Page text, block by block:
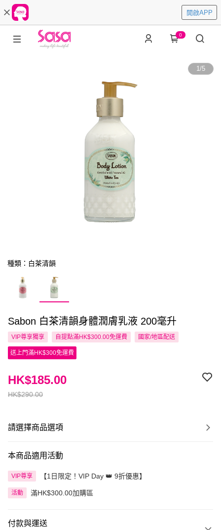
開啟APP
0
1/5
種類：白茶清韻
Sabon 白茶清韻身體潤膚乳液 200毫升
VIP尊享獨享 自提點滿HK$300.00免運費 國家/地區配送
送上門滿HK$300免運費
HK$290.00
HK$185.00
請選擇商品選項
本商品適用活動
VIP尊享 【1日限定！VIP Day 👑 9折優惠】
活動 滿HK$300.00加購區
付款與運送